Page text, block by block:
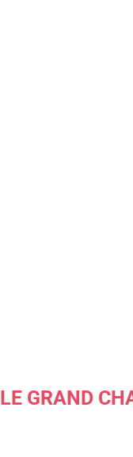
LE GRAND